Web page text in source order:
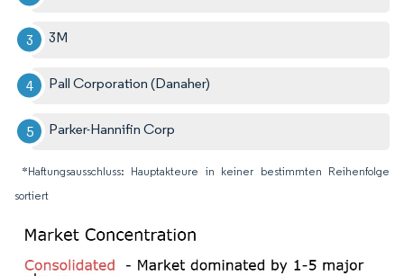
3M
Pall Corporation (Danaher)
Parker-Hannifin Corp
*Haftungsausschluss: Hauptakteure in keiner bestimmten Reihenfolge
sortiert